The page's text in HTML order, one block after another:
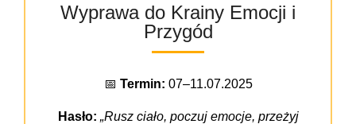
Wyprawa do Krainy Emocji i
Przygód
📅 Termin: 07–11.07.2025
Hasło: „Rusz ciało, poczuj emocje, przeżyj